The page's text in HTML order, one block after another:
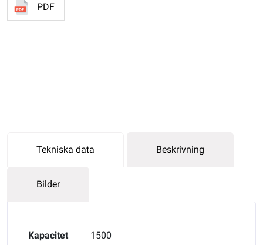
PDF
Tekniska data Beskrivning
Bilder
Kapacitet
1500